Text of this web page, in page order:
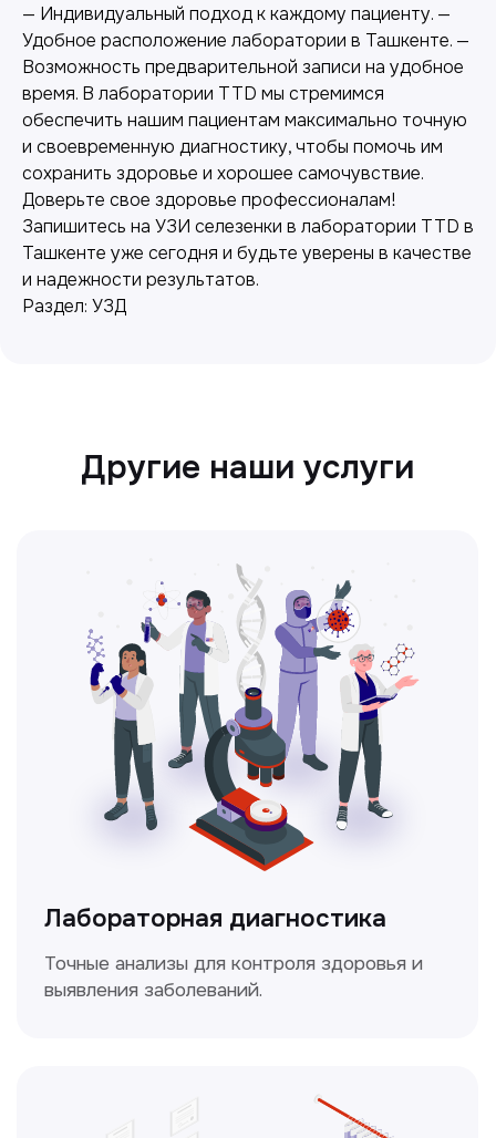
— Индивидуальный подход к каждому пациенту. —
Удобное расположение лаборатории в Ташкенте. —
Возможность предварительной записи на удобное
время. В лаборатории TTD мы стремимся
обеспечить нашим пациентам максимально точную
и своевременную диагностику, чтобы помочь им
сохранить здоровье и хорошее самочувствие.
Доверьте свое здоровье профессионалам!
Запишитесь на УЗИ селезенки в лаборатории TTD в
Ташкенте уже сегодня и будьте уверены в качестве
и надежности результатов.
Раздел: УЗД
Лабораторная диагностика
Точные анализы для контроля здоровья и
Ультразвуковая диагностика
Безопасный и точный метод для
обследования внутренних органов.
Метод ультразвуковой диагностики,
который используется для оценки